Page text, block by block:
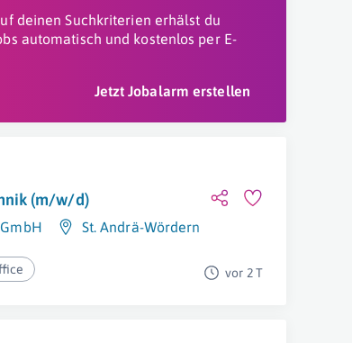
deinen Suchkriterien erhälst du
automatisch und kostenlos per E-
Jetzt Jobalarm erstellen
(m/w/d)
St. Andrä-Wördern
vor 2 T